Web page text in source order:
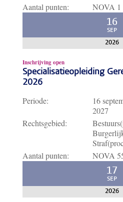
Aantal punten:
NOVA 1
16
SEP
2026
Inschrijving open
Specialisatieopleiding
2026
Periode: 16
2027
Rechtsgebied:
Aantal punten:
NOVA
17
SEP
2026